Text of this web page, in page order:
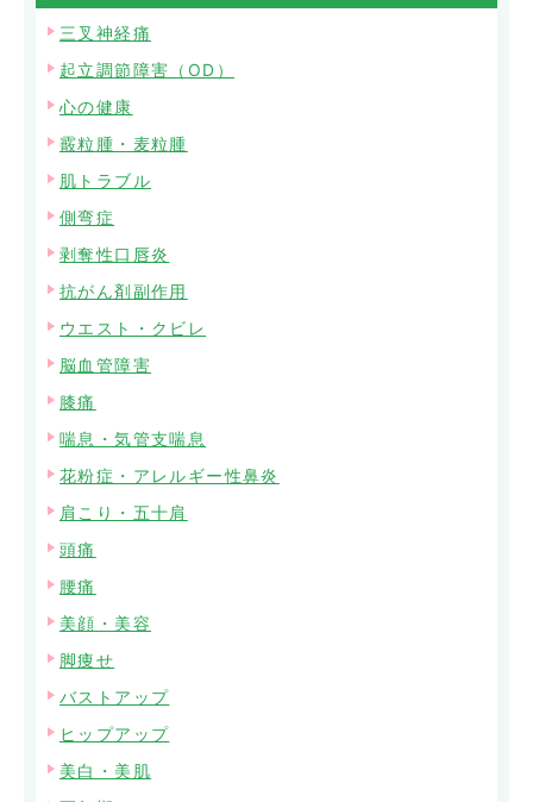
三叉神経痛
起立調節障害（OD）
心の健康
霰粒腫・麦粒腫
肌トラブル
側弯症
剥奪性口唇炎
抗がん剤副作用
ウエスト・クビレ
脳血管障害
膝痛
喘息・気管支喘息
花粉症・アレルギー性鼻炎
肩こり・五十肩
頭痛
腰痛
美顔・美容
脚痩せ
バストアップ
ヒップアップ
美白・美肌